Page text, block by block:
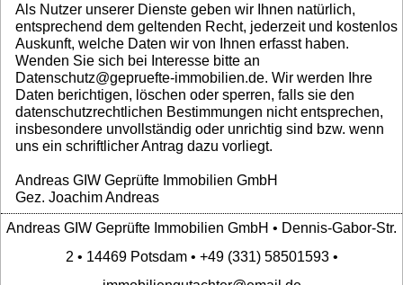
Als Nutzer unserer Dienste geben wir Ihnen natürlich,
entsprechend dem geltenden Recht, jederzeit und kostenlos
Auskunft, welche Daten wir von Ihnen erfasst haben.
Wenden Sie sich bei Interesse bitte an
Datenschutz@gepruefte-immobilien.de. Wir werden Ihre
Daten berichtigen, löschen oder sperren, falls sie den
datenschutzrechtlichen Bestimmungen nicht entsprechen,
insbesondere unvollständig oder unrichtig sind bzw. wenn
uns ein schriftlicher Antrag dazu vorliegt.
Andreas GIW Geprüfte Immobilien GmbH
Gez. Joachim Andreas
Andreas GIW Geprüfte Immobilien GmbH • Dennis-Gabor-Str.
2 • 14469 Potsdam • +49 (331) 58501593 •